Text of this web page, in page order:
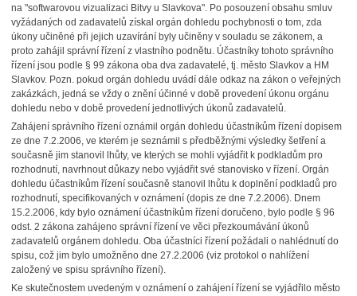
na "softwarovou vizualizaci Bitvy u Slavkova". Po posouzení obsahu smluv
vyžádaných od zadavatelů získal orgán dohledu pochybnosti o tom, zda
úkony učiněné při jejich uzavírání byly učiněny v souladu se zákonem, a
proto zahájil správní řízení z vlastního podnětu. Účastníky tohoto správního
řízení jsou podle § 99 zákona oba dva zadavatelé, tj. město Slavkov a HM
Slavkov. Pozn. pokud orgán dohledu uvádí dále odkaz na zákon o veřejných
zakázkách, jedná se vždy o znění účinné v době provedení úkonu orgánu
dohledu nebo v době provedení jednotlivých úkonů zadavatelů.
Zahájení správního řízení oznámil orgán dohledu účastníkům řízení dopisem
ze dne 7.2.2006, ve kterém je seznámil s předběžnými výsledky šetření a
současně jim stanovil lhůty, ve kterých se mohli vyjádřit k podkladům pro
rozhodnutí, navrhnout důkazy nebo vyjádřit své stanovisko v řízení. Orgán
dohledu účastníkům řízení současně stanovil lhůtu k doplnění podkladů pro
rozhodnutí, specifikovaných v oznámení (dopis ze dne 7.2.2006). Dnem
15.2.2006, kdy bylo oznámení účastníkům řízení doručeno, bylo podle § 96
odst. 2 zákona zahájeno správní řízení ve věci přezkoumávání úkonů
zadavatelů orgánem dohledu. Oba účastníci řízení požádali o nahlédnutí do
spisu, což jim bylo umožněno dne 27.2.2006 (viz protokol o nahlížení
založený ve spisu správního řízení).
Ke skutečnostem uvedeným v oznámení o zahájení řízení se vyjádřilo město